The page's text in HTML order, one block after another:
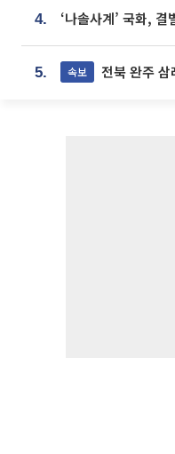
4.
5. 속보 전북 완주 삼